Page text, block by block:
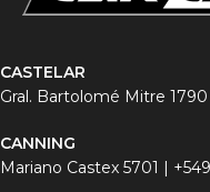
CASTELAR
Gral. Bartolomé Mitre 1790
CANNING
Mariano Castex 5701 |